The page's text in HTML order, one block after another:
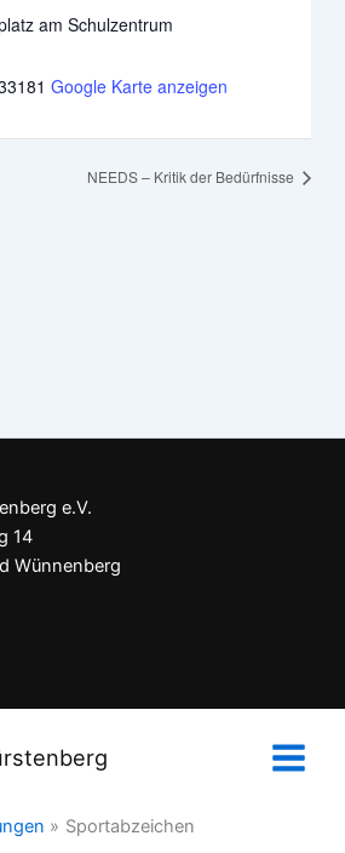
Sportabzeichen
am Schulzentrum
Google Karte anzeigen
NEEDS – Kritik der Bedürfnisse
e.V.
14
Wünnenberg